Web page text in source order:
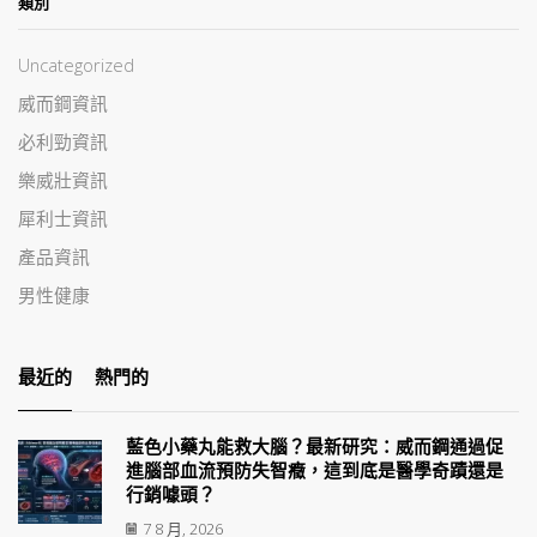
Uncategorized
威而鋼資訊
必利勁資訊
樂威壯資訊
犀利士資訊
產品資訊
男性健康
最近的 熱門的
藍色小藥丸能救大腦？最新研究：威而鋼通過促
進腦部血流預防失智癥，這到底是醫學奇蹟還是
行銷噱頭？
7 8 月, 2026